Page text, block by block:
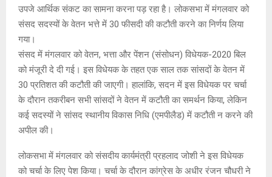
उपजे आर्थिक संकट का सामना करना पड़ रहा है। लोकसभा में मंगलवार को
संसद सदस्यों के वेतन भत्ते में 30 फीसदी की कटौती करने का निर्णय लिया
गया।
संसद में मंगलवार को वेतन, भत्ता और पेंशन (संसोधन) विधेयक-2020 बिल
को मंजूरी दे दी गई। इस विधेयक के तहत एक साल तक सांसदों के वेतन में
30 प्रतिशत की कटौती की जाएगी। हालांकि, सदन में इस विधेयक पर चर्चा
के दौरान तकरीबन सभी सांसदों ने वेतन में कटौती का समर्थन किया, लेकिन
कई सदस्यों ने सांसद स्थानीय विकास निधि (एमपीलैड) में कटौती न करने की
अपील की।
लोकसभा में मंगलवार को संसदीय कार्यमंत्री प्रहलाद जोशी ने इस विधेयक
को चर्चा के लिए पेश किया। चर्चा के दौरान कांग्रेस के अधीर रंजन चौधरी ने